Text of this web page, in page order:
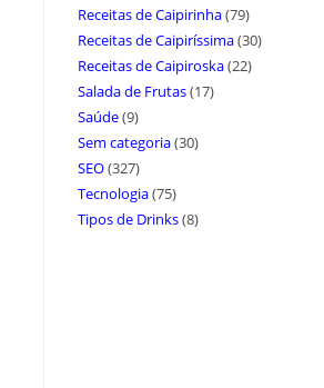
Receitas de Caipirinha(79)
Receitas de Caipiríssima(30)
Receitas de Caipiroska(22)
Salada de Frutas(17)
Saúde(9)
Sem categoria(30)
SEO(327)
Tecnologia(75)
Tipos de Drinks(8)